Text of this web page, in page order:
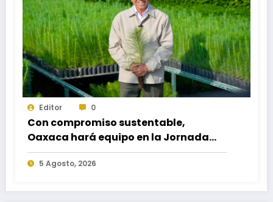
Editor 0
Con compromiso sustentable,
Oaxaca hará equipo en la Jornada
Nacional de Reforestación 2026
5 Agosto, 2026